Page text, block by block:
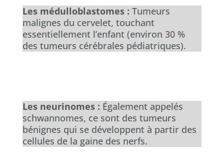
Les médulloblastomes : Tumeurs
malignes du cervelet, touchant
essentiellement l’enfant (environ 30 %
des tumeurs cérébrales pédiatriques).
Les neurinomes : Également appelés
schwannomes, ce sont des tumeurs
bénignes qui se développent à partir des
cellules de la gaine des nerfs.